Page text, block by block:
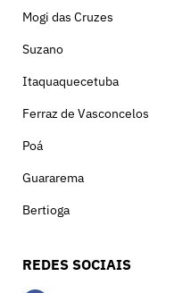
Mogi das Cruzes
Suzano
Itaquaquecetuba
Ferraz de Vasconcelos
Poá
Guararema
Bertioga
REDES SOCIAIS